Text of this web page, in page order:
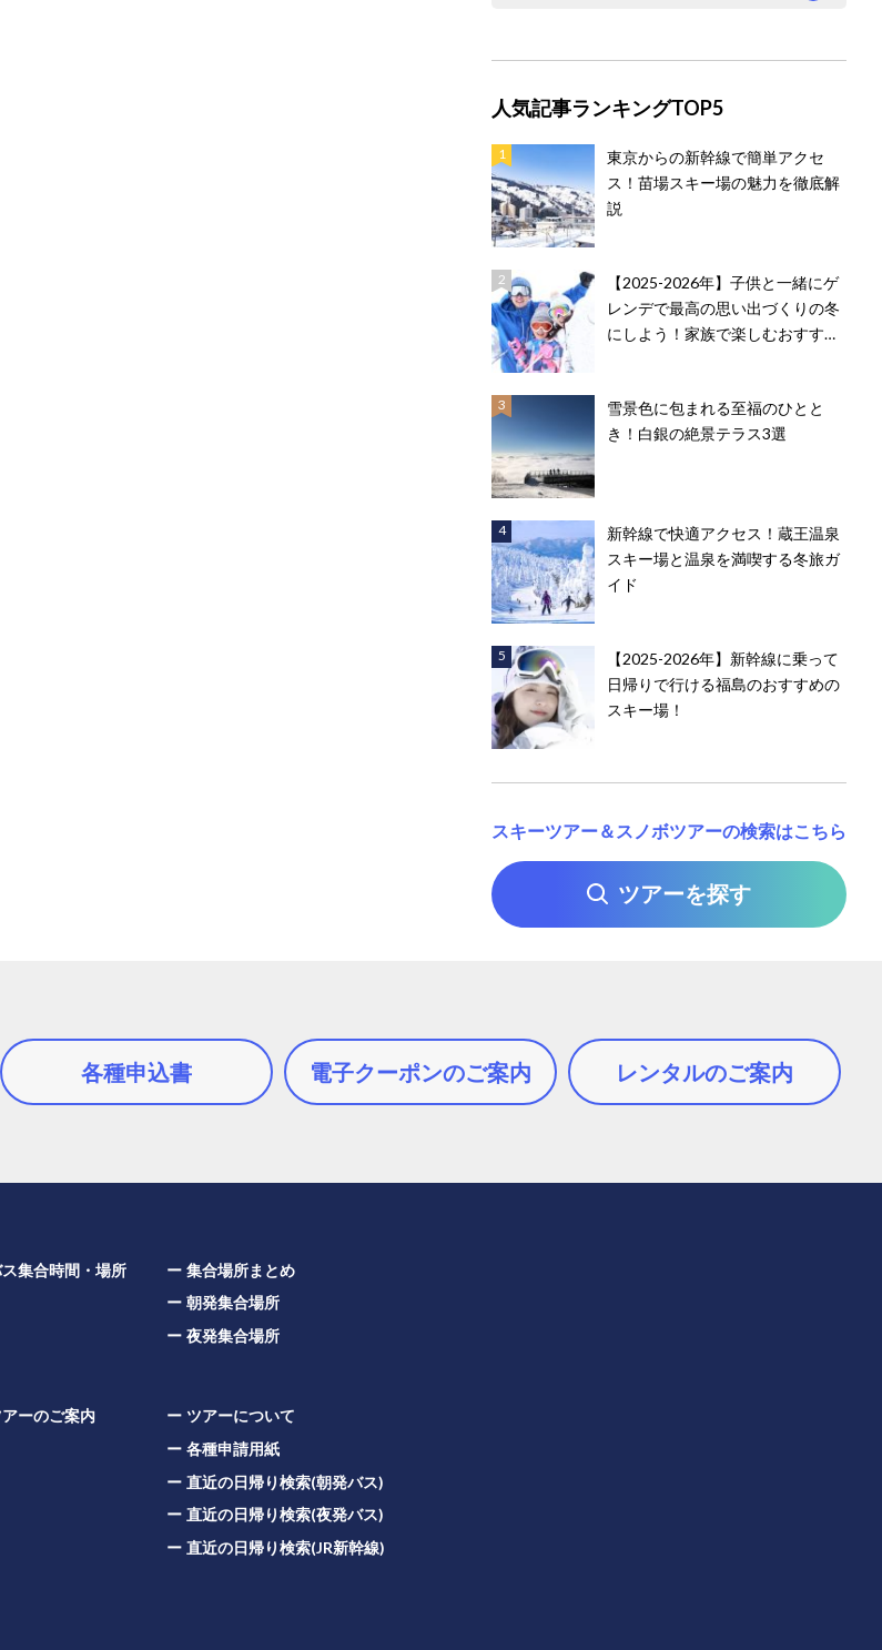
人気記事ランキングTOP5
東京からの新幹線で簡単アクセ
ス！苗場スキー場の魅力を徹底解
説
【2025-2026年】子供と一緒にゲ
レンデで最高の思い出づくりの冬
にしよう！家族で楽しむおすすめ
雪景色に包まれる至福のひとと
き！白銀の絶景テラス3選
新幹線で快適アクセス！蔵王温泉
スキー場と温泉を満喫する冬旅ガ
イド
【2025-2026年】新幹線に乗って
日帰りで行ける福島のおすすめの
スキー場！
スキーツアー＆スノボツアーの検索はこちら
ツアーを探す
各種申込書 電子クーポンのご案内 レンタルのご案内
集合時間・場所
集合場所まとめ
朝発集合場所
夜発集合場所
アーのご案内
ツアーについて
各種申請用紙
直近の日帰り検索(朝発バス)
直近の日帰り検索(夜発バス)
直近の日帰り検索(JR新幹線)